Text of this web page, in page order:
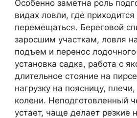
Особенно заметна роль
видах ловли, где
перемещаться. Береговой
заросшим участкам, ловля
подъем и перенос
установка садка, работа с
длительное стояние на
нагрузку на поясницу,
колени. Неподготовленный
устает, чаще делает резкие